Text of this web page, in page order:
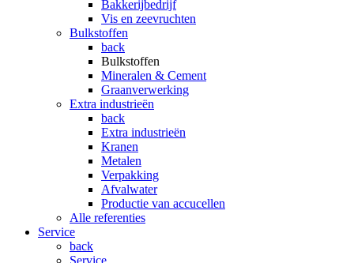
Bakkerijbedrijf
Vis en zeevruchten
Bulkstoffen
back
Bulkstoffen
Mineralen & Cement
Graanverwerking
Extra industrieën
back
Extra industrieën
Kranen
Metalen
Verpakking
Afvalwater
Productie van accucellen
Alle referenties
Service
back
Service